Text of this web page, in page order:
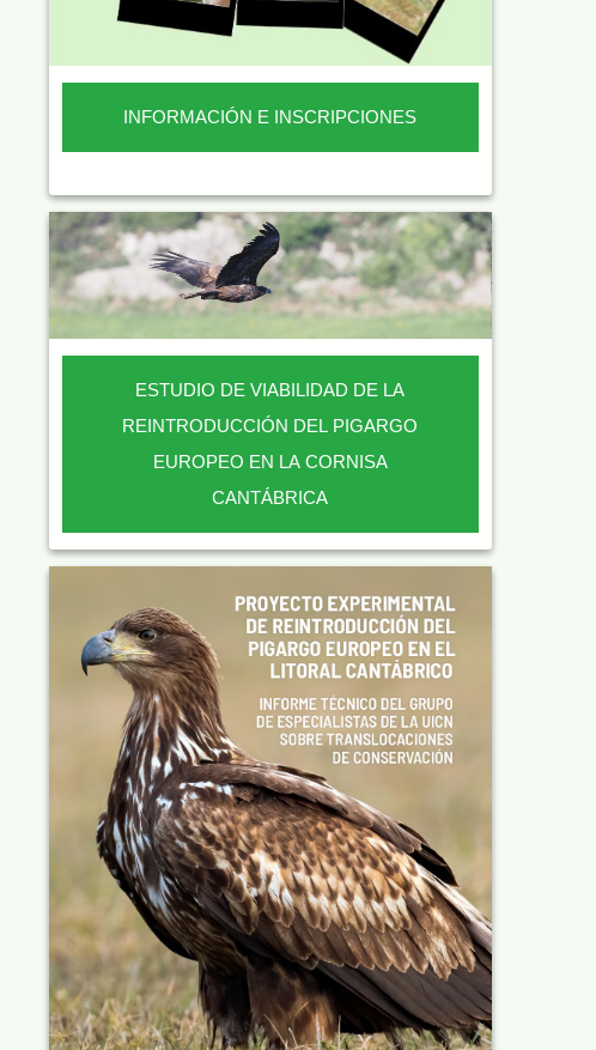
INFORMACIÓN E INSCRIPCIONES
ESTUDIO DE VIABILIDAD DE LA
REINTRODUCCIÓN DEL PIGARGO
EUROPEO EN LA CORNISA
CANTÁBRICA